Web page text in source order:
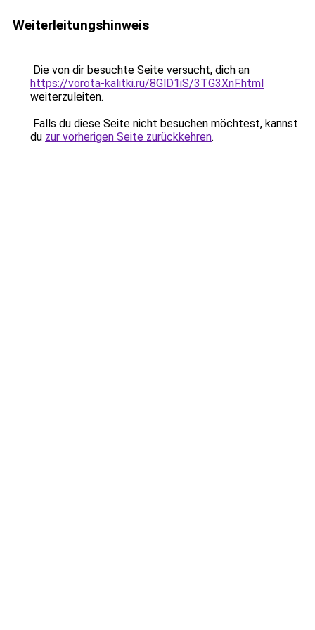
Weiterleitungshinweis
Die von dir besuchte Seite versucht, dich an
https://vorota-kalitki.ru/8GlD1iS/3TG3XnF.html
weiterzuleiten.
Falls du diese Seite nicht besuchen möchtest, kannst
du zur vorherigen Seite zurückkehren.